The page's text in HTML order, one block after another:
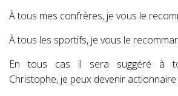
À tous mes confrères, je vous le
À tous les sportifs, je vous le
En tous cas il sera suggéré à
Christophe, je peux devenir actionnaire